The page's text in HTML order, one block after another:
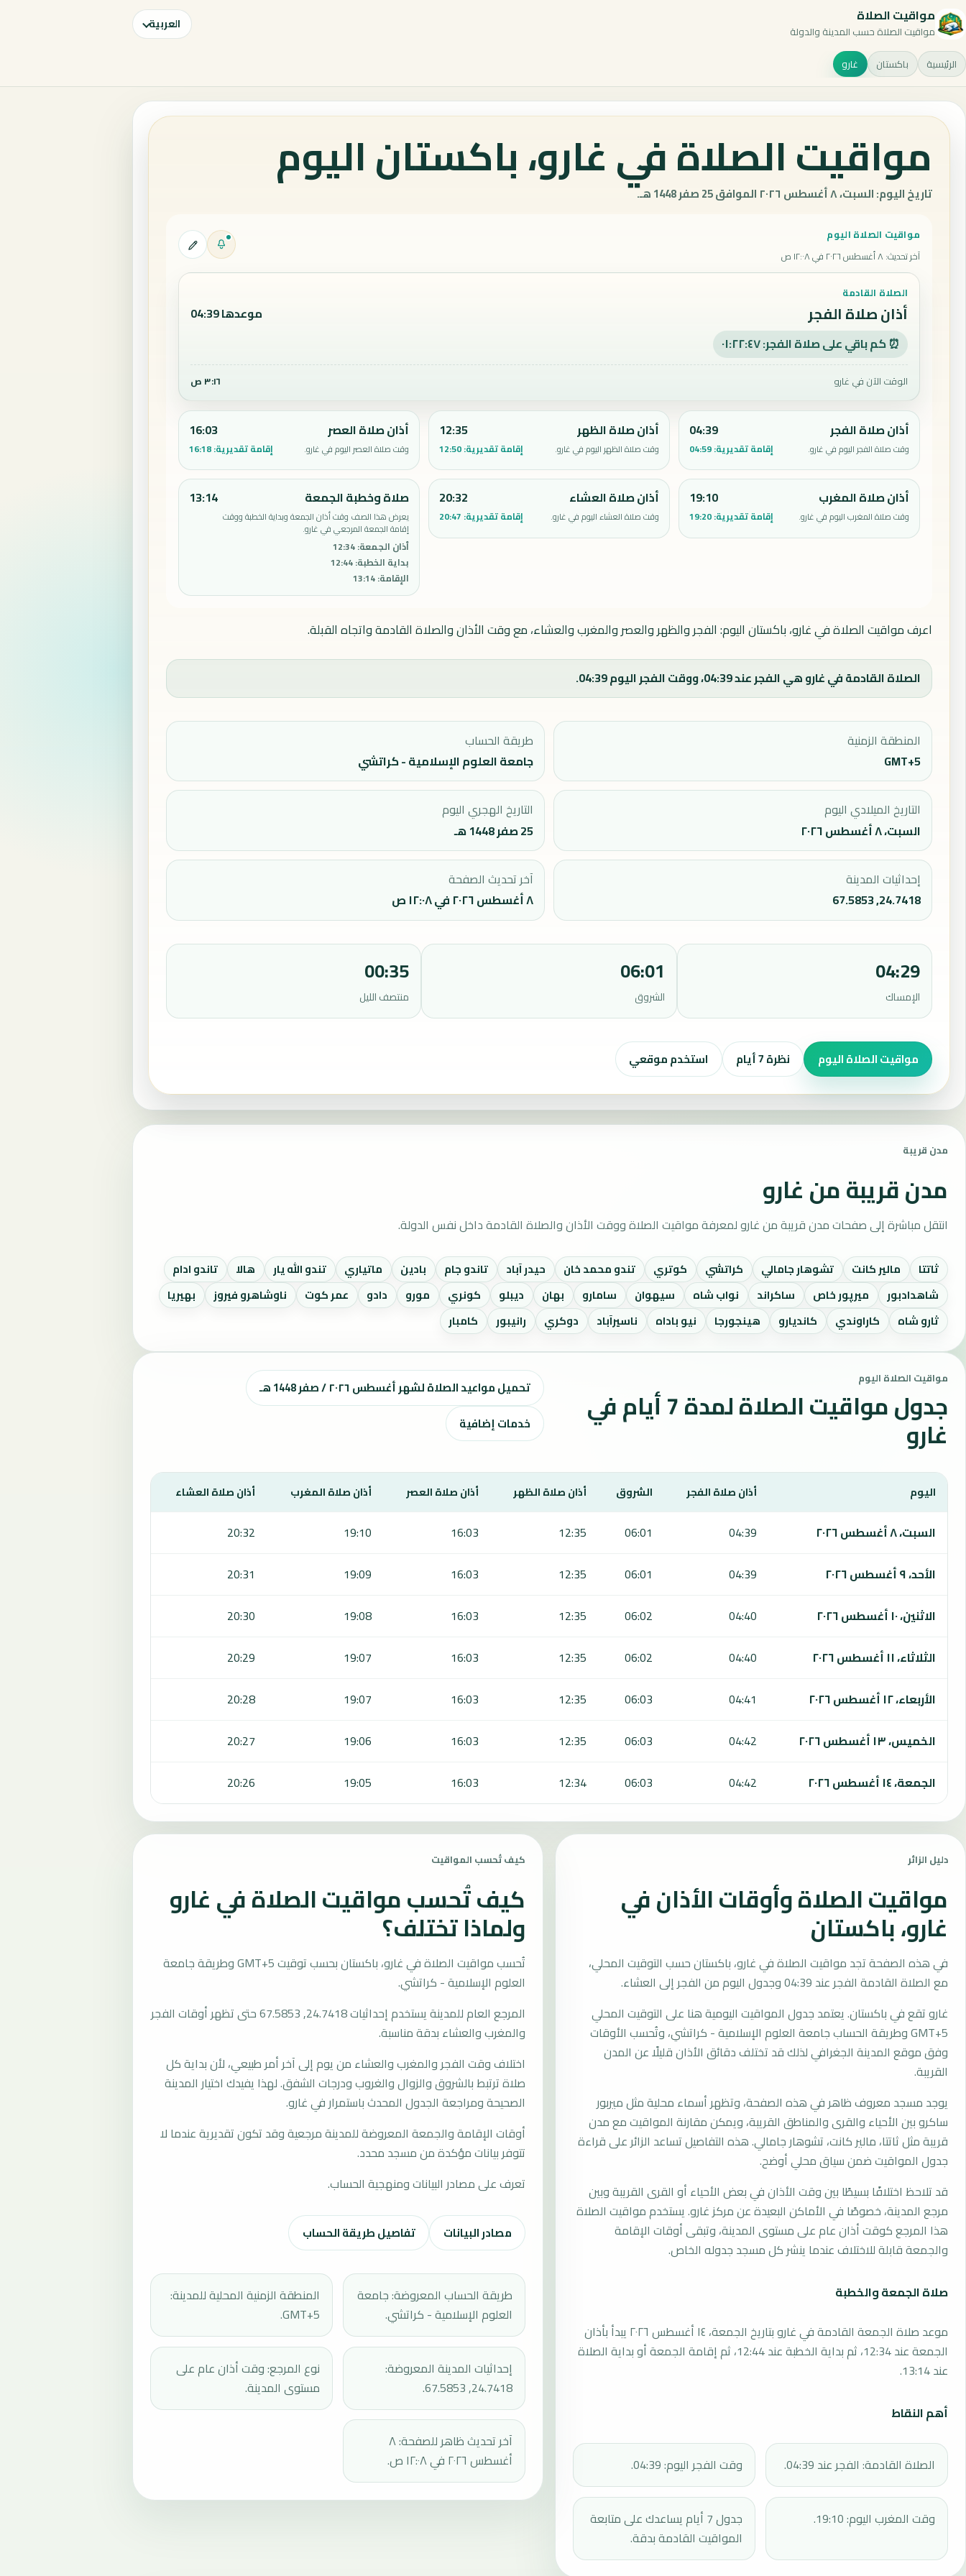
مواقيت الصلاة
مواقيت الصلاة حسب المدينة والدولة العربية
الرئيسية باكستان غارو
مواقيت الصلاة في غارو، باكستان اليوم
تاريخ اليوم: السبت، ٨ أغسطس ٢٠٢٦ الموافق 25 صفر 1448 هـ.
مواقيت الصلاة اليوم
آخر تحديث:٨ أغسطس ٢٠٢٦ في ١٢:٠٨ ص
الصلاة القادمة
أذان صلاة الفجر موعدها 04:39
⏰ كم باقي على صلاة الفجر: ٠١:٢٢:٤٦
الوقت الآن في غارو ٣:١٦ ص
أذان صلاة الفجر
وقت صلاة الفجر اليوم في غارو.
04:39
إقامة تقديرية:04:59
أذان صلاة الظهر
وقت صلاة الظهر اليوم في غارو.
12:35
إقامة تقديرية:12:50
أذان صلاة العصر
وقت صلاة العصر اليوم في غارو.
16:03
إقامة تقديرية:16:18
أذان صلاة المغرب
وقت صلاة المغرب اليوم في غارو.
19:10
إقامة تقديرية:19:20
أذان صلاة العشاء
وقت صلاة العشاء اليوم في غارو.
20:32
إقامة تقديرية: 20:47
صلاة وخطبة الجمعة
يعرض هذا الصف وقت أذان الجمعة وبداية الخطبة ووقت
إقامة الجمعة المرجعي في غارو.
أذان الجمعة:
12:34
بداية الخطبة:
12:44
الإقامة:
13:14
13:14
اعرف مواقيت الصلاة في غارو، باكستان اليوم: الفجر والظهر والعصر والمغرب والعشاء، مع وقت الأذان والصلاة القادمة واتجاه القبلة.
الصلاة القادمة في غارو هي الفجر عند 04:39، ووقت الفجر اليوم 04:39.
المنطقة الزمنية
GMT+5
طريقة الحساب
جامعة العلوم الإسلامية - كراتشي
التاريخ الميلادي اليوم
السبت، ٨ أغسطس ٢٠٢٦
التاريخ الهجري اليوم
25 صفر 1448 هـ
إحداثيات المدينة
24.7418, 67.5853
آخر تحديث الصفحة
٨ أغسطس ٢٠٢٦ في ١٢:٠٨ ص
04:29
الإمساك
06:01
الشروق
00:35
منتصف الليل
مواقيت الصلاة اليوم نظرة 7 أيام استخدم موقعي
مدن قريبة
مدن قريبة من غارو
انتقل مباشرة إلى صفحات مدن قريبة من غارو لمعرفة مواقيت الصلاة ووقت الأذان والصلاة القادمة داخل نفس الدولة.
ثاتتا مالير كانت تشوهار جامالي كراتشي كوتري تندو محمد خان حيدر آباد تاندو جام بادين ماتياري تندو الله يار هالا
تاندو ادام
شاهدادبور
ميرپور خاص ساكراند نواب شاه سيهوان سامارو بهان ديبلو كونري مورو دادو عمر كوت ناوشاهرو فيروز
بهيريا
ثارو شاه
كاراوندي كانديارو هينجورجا نيو باداه ناسيرآباد دوكري رانيبور كامبار
مواقيت الصلاة اليوم
جدول مواقيت الصلاة لمدة 7 أيام في
غارو
تحميل مواعيد الصلاة لشهر أغسطس ٢٠٢٦ / صفر 1448 هـ
خدمات إضافية
يعرض هذا الجدول مواقيت الصلاة لمدة 7 أيام في غارو، بما يشمل الفجر والشروق والظهر والعصر والمغرب والعشاء.
اليوم أذان صلاة الفجر الشروق أذان صلاة الظهر أذان صلاة العصر أذان صلاة المغرب أذان صلاة العشاء
السبت، ٨ أغسطس ٢٠٢٦ 04:39
06:01
12:35
16:03
19:10
20:32
الأحد، ٩ أغسطس ٢٠٢٦
04:39
06:01
12:35
16:03
19:09
20:31
الاثنين، ١٠ أغسطس ٢٠٢٦
04:40
06:02
12:35
16:03
19:08
20:30
الثلاثاء، ١١ أغسطس ٢٠٢٦
04:40
06:02
12:35
16:03
19:07
20:29
الأربعاء، ١٢ أغسطس ٢٠٢٦
04:41
06:03
12:35
16:03
19:07
20:28
الخميس، ١٣ أغسطس ٢٠٢٦
04:42
06:03
12:35
16:03
19:06
20:27
الجمعة، ١٤ أغسطس ٢٠٢٦
04:42
06:03
12:34
16:03
19:05
20:26
دليل الزائر
مواقيت الصلاة وأوقات الأذان في
غارو، باكستان
في هذه الصفحة تجد مواقيت الصلاة في غارو، باكستان حسب التوقيت المحلي،
مع الصلاة القادمة الفجر عند 04:39 وجدول اليوم من الفجر إلى العشاء.
غارو تقع في باكستان. يعتمد جدول المواقيت اليومية هنا على التوقيت المحلي
GMT+5 وطريقة الحساب جامعة العلوم الإسلامية - كراتشي، وتُحسب الأوقات
وفق موقع المدينة الجغرافي لذلك قد تختلف دقائق الأذان قليلًا عن المدن
القريبة.
يوجد مسجد معروف ظاهر في هذه الصفحة، وتظهر أسماء محلية مثل ميربور
ساكرو بين الأحياء والقرى والمناطق القريبة، ويمكن مقارنة المواقيت مع مدن
قريبة مثل ثاتتا، مالير كانت، تشوهار جامالي. هذه التفاصيل تساعد الزائر على قراءة
جدول المواقيت ضمن سياق محلي أوضح.
قد تلاحظ اختلافًا بسيطًا بين وقت الأذان في بعض الأحياء أو القرى القريبة وبين
مرجع المدينة، خصوصًا في الأماكن البعيدة عن مركز غارو. يستخدم مواقيت الصلاة
هذا المرجع كوقت أذان عام على مستوى المدينة، وتبقى أوقات الإقامة
والجمعة قابلة للاختلاف عندما ينشر كل مسجد جدوله الخاص.
صلاة الجمعة والخطبة
موعد صلاة الجمعة القادمة في غارو بتاريخ الجمعة، ١٤ أغسطس ٢٠٢٦ يبدأ بأذان
الجمعة عند 12:34، ثم بداية الخطبة عند 12:44، ثم إقامة الجمعة أو بداية الصلاة
عند 13:14.
أهم النقاط
الصلاة القادمة: الفجر عند 04:39. وقت الفجر اليوم: 04:39.
وقت المغرب اليوم: 19:10.
جدول 7 أيام يساعدك على متابعة
المواقيت القادمة بدقة.
كيف تُحسب المواقيت
كيف تُحسب مواقيت الصلاة في غارو
ولماذا تختلف؟
تُحسب مواقيت الصلاة في غارو، باكستان بحسب توقيت GMT+5 وطريقة جامعة
العلوم الإسلامية - كراتشي.
المرجع العام للمدينة يستخدم إحداثيات 24.7418, 67.5853 حتى تظهر أوقات الفجر
والمغرب والعشاء بدقة مناسبة.
اختلاف وقت الفجر والمغرب والعشاء من يوم إلى آخر أمر طبيعي، لأن بداية كل
صلاة ترتبط بالشروق والزوال والغروب ودرجات الشفق. لهذا يفيدك اختيار المدينة
الصحيحة ومراجعة الجدول المحدث باستمرار في غارو.
أوقات الإقامة والجمعة المعروضة للمدينة مرجعية وقد تكون تقديرية عندما لا
تتوفر بيانات مؤكدة من مسجد محدد.
تعرف على مصادر البيانات ومنهجية الحساب.
مصادر البيانات تفاصيل طريقة الحساب
طريقة الحساب المعروضة: جامعة
العلوم الإسلامية - كراتشي.
المنطقة الزمنية المحلية للمدينة:
GMT+5.
إحداثيات المدينة المعروضة:
24.7418, 67.5853.
نوع المرجع: وقت أذان عام على
مستوى المدينة.
آخر تحديث ظاهر للصفحة: ٨
أغسطس ٢٠٢٦ في ١٢:٠٨ ص.